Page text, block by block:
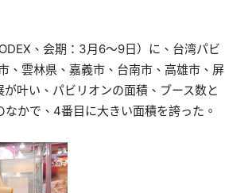
、会期：3月6〜9日）に、台湾パビ
、雲林県、嘉義市、台南市、高雄市、屏
叶い、パビリオンの面積、ブース数と
かで、4番目に大きい面積を誇った。